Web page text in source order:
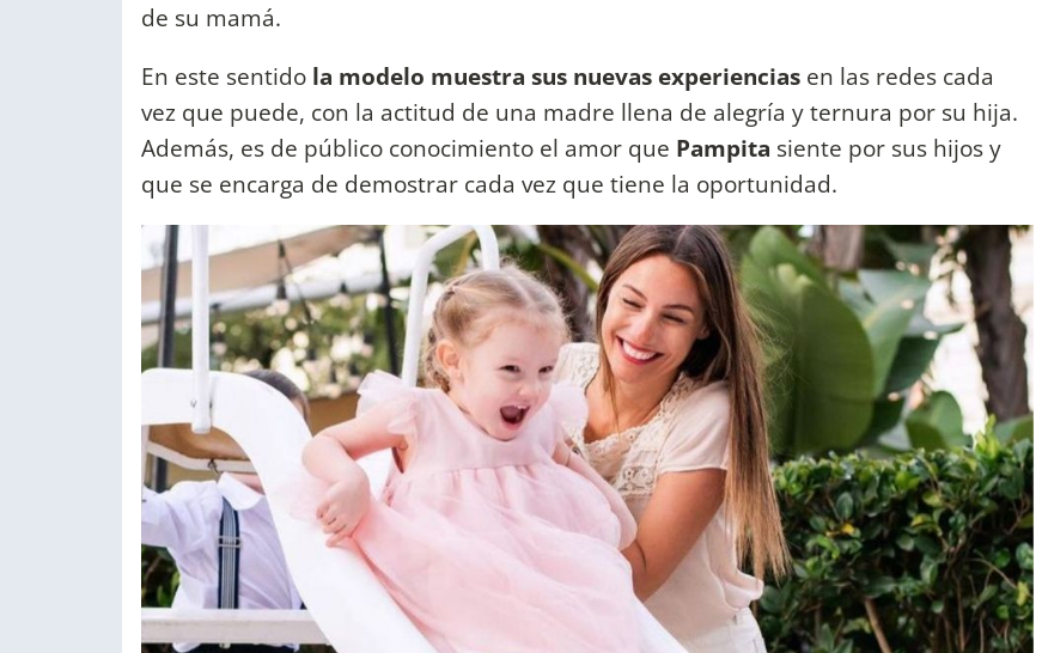
de su mamá.
En este sentido la modelo muestra sus nuevas experiencias en las redes cada
vez que puede, con la actitud de una madre llena de alegría y ternura por su hija.
Además, es de público conocimiento el amor que Pampita siente por sus hijos y
que se encarga de demostrar cada vez que tiene la oportunidad.